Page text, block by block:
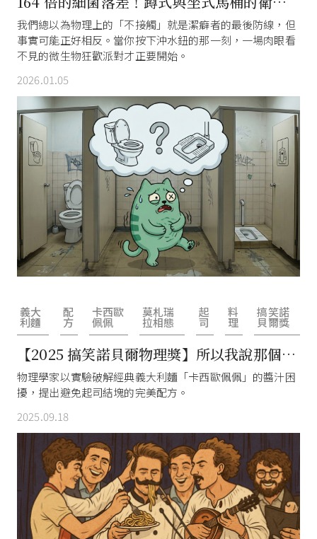
攻防戰
我們總以為物理上的「不接觸」就是潔癖者的最後防線，但
事實可能正好相反。當你按下沖水鈕的那一刻，一場肉眼看
不見的微生物狂歡派對才正要開始。
2026.01.05
義大
利麵
配
方
卡西歐
佩佩
莫札瑞
拉相態
起
司
料
理
搞笑諾
貝爾獎
【2025 搞笑諾貝爾物理獎】所以我說那個醬
汁呢？物理學家研發經典義大利麵完美配
方！
物理學家以實驗破解經典義大利麵「卡西歐佩佩」的醬汁困
擾，提出避免起司結塊的完美配方。
2025.09.18